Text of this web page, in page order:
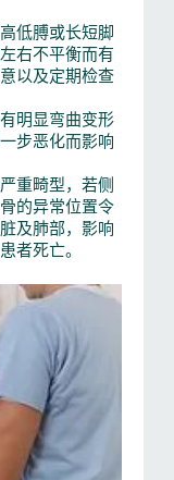
低膊或长短脚
右不平衡而有
以及定期检查
明显弯曲变形
步恶化而影响
重畸型，若侧
的异常位置令
及肺部，影响
者死亡。